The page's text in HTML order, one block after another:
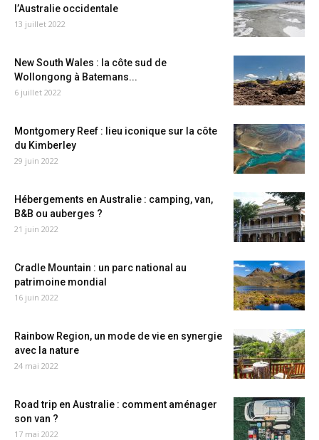
l’Australie occidentale
13 juillet 2022
New South Wales : la côte sud de
Wollongong à Batemans...
6 juillet 2022
Montgomery Reef : lieu iconique sur la côte
du Kimberley
29 juin 2022
Hébergements en Australie : camping, van,
B&B ou auberges ?
21 juin 2022
Cradle Mountain : un parc national au
patrimoine mondial
16 juin 2022
Rainbow Region, un mode de vie en synergie
avec la nature
24 mai 2022
Road trip en Australie : comment aménager
son van ?
17 mai 2022